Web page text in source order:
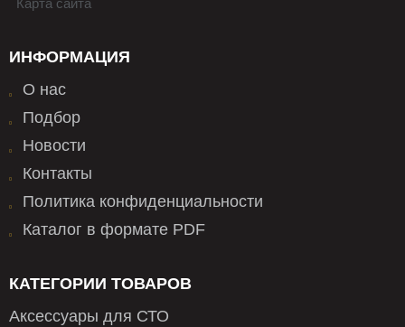
Карта сайта
КАТЕГОРИИ ТОВАРОВ
Аксессуары для СТО
ИНФОРМАЦИЯ
О нас
Подбор
Новости
Контакты
Политика конфиденциальности
Каталог в формате PDF